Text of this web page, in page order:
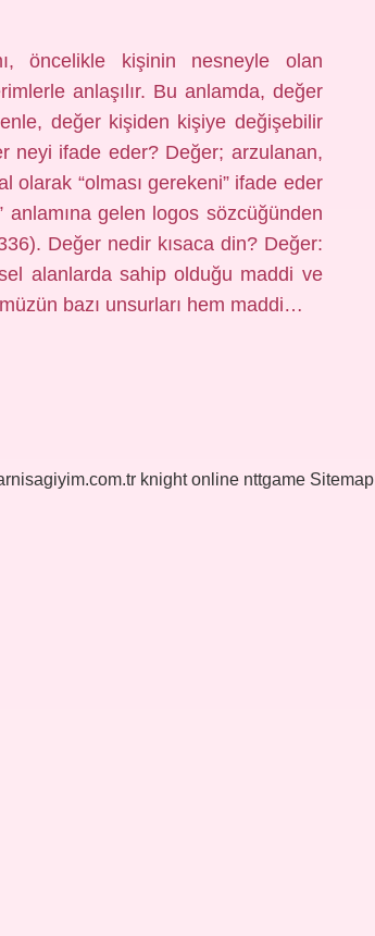
öncelikle kişinin nesneyle olan
anlaşılır. Bu anlamda, değer
değer kişiden kişiye değişebilir
neyi ifade eder? Değer; arzulanan,
olarak “olması gerekeni” ifade eder
anlamına gelen logos sözcüğünden
Değer nedir kısaca din? Değer:
alanlarda sahip olduğu maddi ve
bazı unsurları hem maddi…
knight online nttgame Sitemap